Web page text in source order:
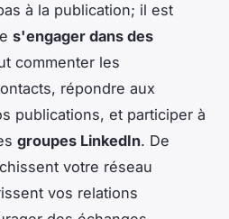
à la publication; il est
s'engager dans des
commenter les
répondre aux
publications, et participer à
groupes LinkedIn. De
votre réseau
vos relations